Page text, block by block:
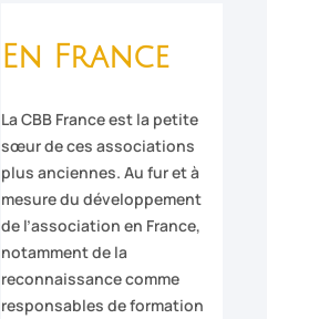
En France
La CBB France est la petite
sœur de ces associations
plus anciennes. Au fur et à
mesure du développement
de l’association en France,
notamment de la
reconnaissance comme
responsables de formation